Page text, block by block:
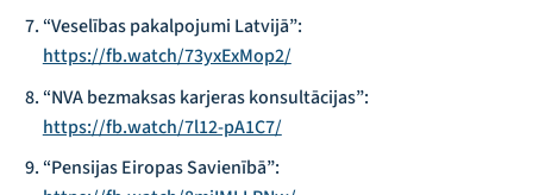
“Veselības pakalpojumi Latvijā”:
https://fb.watch/73yxExMop2/
“NVA bezmaksas karjeras konsultācijas”:
https://fb.watch/7l12-pA1C7/
“Pensijas Eiropas Savienībā”: